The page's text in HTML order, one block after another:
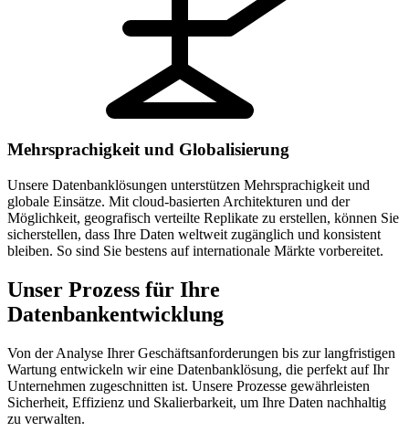
Mehrsprachigkeit und Globalisierung
Unsere Datenbanklösungen unterstützen Mehrsprachigkeit und
globale Einsätze. Mit cloud-basierten Architekturen und der
Möglichkeit, geografisch verteilte Replikate zu erstellen, können Sie
sicherstellen, dass Ihre Daten weltweit zugänglich und konsistent
bleiben. So sind Sie bestens auf internationale Märkte vorbereitet.
Unser Prozess für Ihre
Datenbankentwicklung
Von der Analyse Ihrer Geschäftsanforderungen bis zur langfristigen
Wartung entwickeln wir eine Datenbanklösung, die perfekt auf Ihr
Unternehmen zugeschnitten ist. Unsere Prozesse gewährleisten
Sicherheit, Effizienz und Skalierbarkeit, um Ihre Daten nachhaltig
zu verwalten.